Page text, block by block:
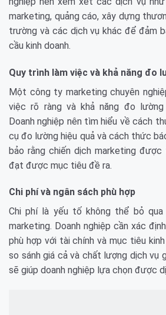
marketing, quảng cáo, xây dựng
trường và các dịch vụ khác để đảm
cầu kinh doanh.
Quy trình làm việc và khả năng đo
Một công ty marketing chuyên
việc rõ ràng và khả năng đo lường
Doanh nghiệp nên tìm hiểu về cách
cụ đo lường hiệu quả và cách thức
bảo rằng chiến dịch marketing được
đạt được mục tiêu đề ra.
Chi phí và ngân sách phù hợp
Chi phí là yếu tố không thể bỏ
marketing. Doanh nghiệp cần xác
phù hợp với tài chính và mục tiêu
so sánh giá cả và chất lượng dịch vụ
sẽ giúp doanh nghiệp lựa chọn được